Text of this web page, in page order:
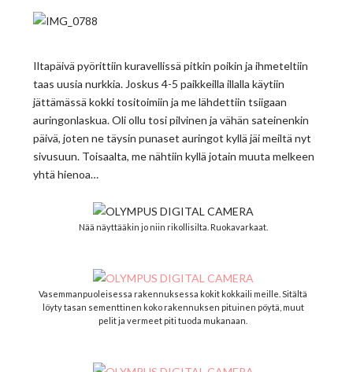
Iltapäivä pyörittiin kuravellissä pitkin poikin ja ihmeteltiin
taas uusia nurkkia. Joskus 4-5 paikkeilla illalla käytiin
jättämässä kokki tositoimiin ja me lähdettiin tsiigaan
auringonlaskua. Oli ollu tosi pilvinen ja vähän sateinenkin
päivä, joten ne täysin punaset auringot kyllä jäi meiltä nyt
sivusuun. Toisaalta, me nähtiin kyllä jotain muuta melkeen
yhtä hienoa…
Nää näyttääkin jo niin rikollisilta. Ruokavarkaat.
Vasemmanpuoleisessa rakennuksessa kokit kokkaili meille. Sitältä
löyty tasan sementtinen koko rakennuksen pituinen pöytä, muut
pelit ja vermeet piti tuoda mukanaan.